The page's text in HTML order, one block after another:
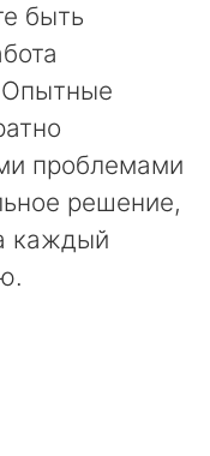
быть
Опытные
проблемами
решение,
каждый